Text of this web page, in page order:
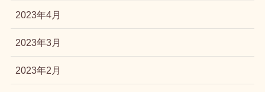
2023年4月
2023年3月
2023年2月